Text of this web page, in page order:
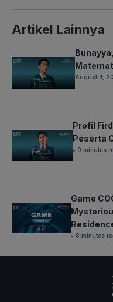
Artikel Lainnya
August 4,
Profil
Peserta
• 9 minutes
Game
• 8 minutes